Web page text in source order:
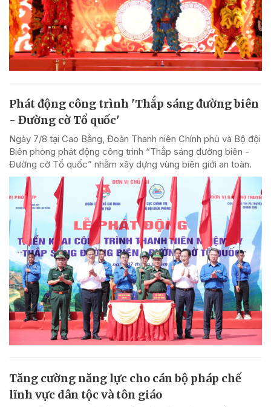
Phát động công trình 'Thắp sáng đường biên
- Đường cờ Tổ quốc'
Ngày 7/8 tại Cao Bằng, Đoàn Thanh niên Chính phủ và Bộ đội
Biên phòng phát động công trình “Thắp sáng đường biên -
Đường cờ Tổ quốc” nhằm xây dựng vùng biên giới an toàn.
Tăng cường năng lực cho cán bộ pháp chế
lĩnh vực dân tộc và tôn giáo